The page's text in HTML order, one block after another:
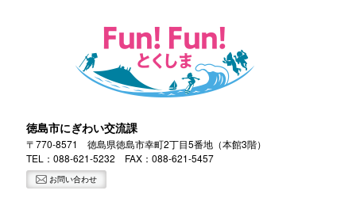
徳島市にぎわい交流課
〒770-8571 徳島県徳島市幸町2丁目5番地（本館3階）
TEL：088-621-5232 FAX：088-621-5457
お問い合わせ